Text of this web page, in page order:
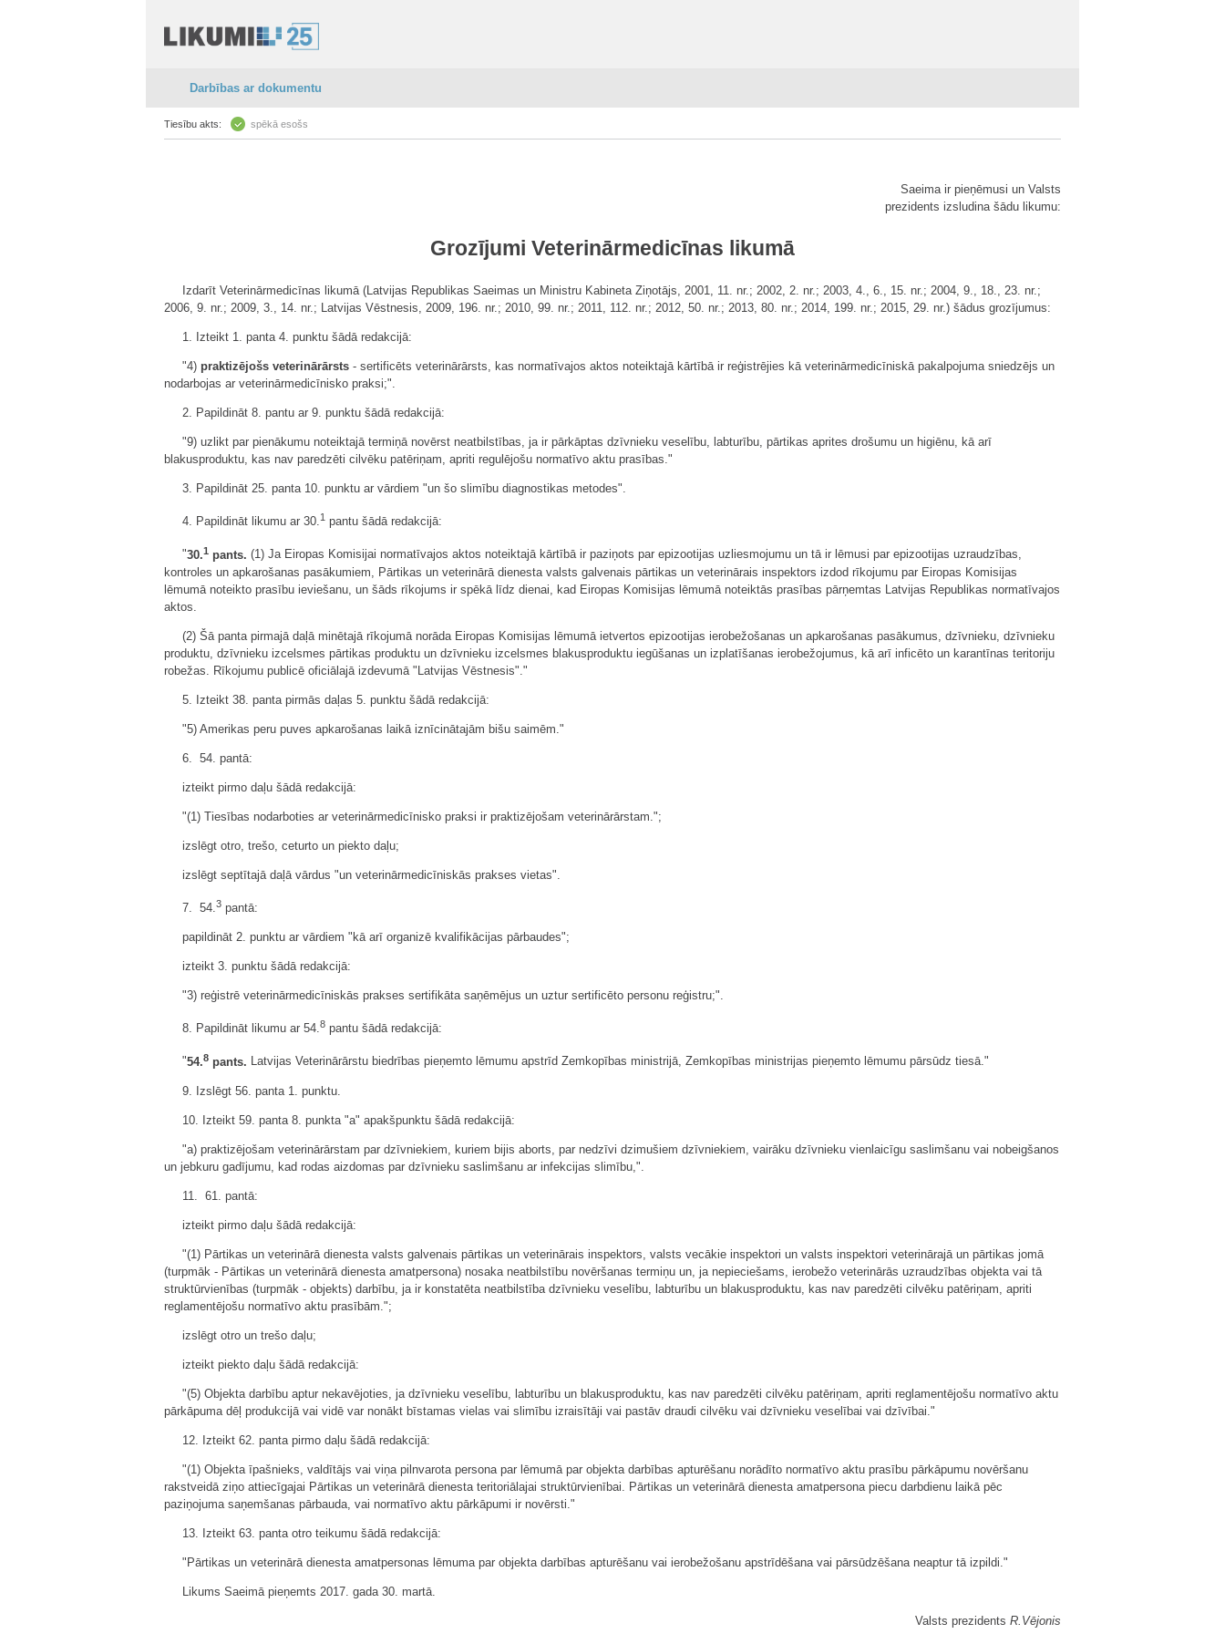
Darbības ar dokumentu
Tiesību akts: spēkā esošs
Saeima ir pieņēmusi un Valsts
prezidents izsludina šādu likumu:
Grozījumi Veterinārmedicīnas likumā
Izdarīt Veterinārmedicīnas likumā (Latvijas Republikas Saeimas un Ministru Kabineta Ziņotājs, 2001, 11. nr.; 2002, 2. nr.; 2003, 4., 6., 15. nr.; 2004, 9., 18., 23. nr.;
2006, 9. nr.; 2009, 3., 14. nr.; Latvijas Vēstnesis, 2009, 196. nr.; 2010, 99. nr.; 2011, 112. nr.; 2012, 50. nr.; 2013, 80. nr.; 2014, 199. nr.; 2015, 29. nr.) šādus grozījumus:
1. Izteikt 1. panta 4. punktu šādā redakcijā:
"4) praktizējošs veterinārārsts - sertificēts veterinārārsts, kas normatīvajos aktos noteiktajā kārtībā ir reģistrējies kā veterinārmedicīniskā pakalpojuma sniedzējs un
nodarbojas ar veterinārmedicīnisko praksi;".
2. Papildināt 8. pantu ar 9. punktu šādā redakcijā:
"9) uzlikt par pienākumu noteiktajā termiņā novērst neatbilstības, ja ir pārkāptas dzīvnieku veselību, labturību, pārtikas aprites drošumu un higiēnu, kā arī
blakusproduktu, kas nav paredzēti cilvēku patēriņam, apriti regulējošu normatīvo aktu prasības."
3. Papildināt 25. panta 10. punktu ar vārdiem "un šo slimību diagnostikas metodes".
4. Papildināt likumu ar 30.1 pantu šādā redakcijā:
"30.1 pants. (1) Ja Eiropas Komisijai normatīvajos aktos noteiktajā kārtībā ir paziņots par epizootijas uzliesmojumu un tā ir lēmusi par epizootijas uzraudzības,
kontroles un apkarošanas pasākumiem, Pārtikas un veterinārā dienesta valsts galvenais pārtikas un veterinārais inspektors izdod rīkojumu par Eiropas Komisijas
lēmumā noteikto prasību ieviešanu, un šāds rīkojums ir spēkā līdz dienai, kad Eiropas Komisijas lēmumā noteiktās prasības pārņemtas Latvijas Republikas normatīvajos
aktos.
(2) Šā panta pirmajā daļā minētajā rīkojumā norāda Eiropas Komisijas lēmumā ietvertos epizootijas ierobežošanas un apkarošanas pasākumus, dzīvnieku, dzīvnieku
produktu, dzīvnieku izcelsmes pārtikas produktu un dzīvnieku izcelsmes blakusproduktu iegūšanas un izplatīšanas ierobežojumus, kā arī inficēto un karantīnas teritoriju
robežas. Rīkojumu publicē oficiālajā izdevumā "Latvijas Vēstnesis"."
5. Izteikt 38. panta pirmās daļas 5. punktu šādā redakcijā:
"5) Amerikas peru puves apkarošanas laikā iznīcinātajām bišu saimēm."
6. 54. pantā:
izteikt pirmo daļu šādā redakcijā:
"(1) Tiesības nodarboties ar veterinārmedicīnisko praksi ir praktizējošam veterinārārstam.";
izslēgt otro, trešo, ceturto un piekto daļu;
izslēgt septītajā daļā vārdus "un veterinārmedicīniskās prakses vietas".
7. 54. 3 pantā:
papildināt 2. punktu ar vārdiem "kā arī organizē kvalifikācijas pārbaudes";
izteikt 3. punktu šādā redakcijā:
"3) reģistrē veterinārmedicīniskās prakses sertifikāta saņēmējus un uztur sertificēto personu reģistru;".
8. Papildināt likumu ar 54.8 pantu šādā redakcijā:
"54.8 pants. Latvijas Veterinārārstu biedrības pieņemto lēmumu apstrīd Zemkopības ministrijā, Zemkopības ministrijas pieņemto lēmumu pārsūdz tiesā."
9. Izslēgt 56. panta 1. punktu.
10. Izteikt 59. panta 8. punkta "a" apakšpunktu šādā redakcijā:
"a) praktizējošam veterinārārstam par dzīvniekiem, kuriem bijis aborts, par nedzīvi dzimušiem dzīvniekiem, vairāku dzīvnieku vienlaicīgu saslimšanu vai nobeigšanos
un jebkuru gadījumu, kad rodas aizdomas par dzīvnieku saslimšanu ar infekcijas slimību,".
11. 61. pantā:
izteikt pirmo daļu šādā redakcijā:
"(1) Pārtikas un veterinārā dienesta valsts galvenais pārtikas un veterinārais inspektors, valsts vecākie inspektori un valsts inspektori veterinārajā un pārtikas jomā
(turpmāk - Pārtikas un veterinārā dienesta amatpersona) nosaka neatbilstību novēršanas termiņu un, ja nepieciešams, ierobežo veterinārās uzraudzības objekta vai tā
struktūrvienības (turpmāk - objekts) darbību, ja ir konstatēta neatbilstība dzīvnieku veselību, labturību un blakusproduktu, kas nav paredzēti cilvēku patēriņam, apriti
reglamentējošu normatīvo aktu prasībām.";
izslēgt otro un trešo daļu;
izteikt piekto daļu šādā redakcijā:
"(5) Objekta darbību aptur nekavējoties, ja dzīvnieku veselību, labturību un blakusproduktu, kas nav paredzēti cilvēku patēriņam, apriti reglamentējošu normatīvo aktu
pārkāpuma dēļ produkcijā vai vidē var nonākt bīstamas vielas vai slimību izraisītāji vai pastāv draudi cilvēku vai dzīvnieku veselībai vai dzīvībai."
12. Izteikt 62. panta pirmo daļu šādā redakcijā:
"(1) Objekta īpašnieks, valdītājs vai viņa pilnvarota persona par lēmumā par objekta darbības apturēšanu norādīto normatīvo aktu prasību pārkāpumu novēršanu
rakstveidā ziņo attiecīgajai Pārtikas un veterinārā dienesta teritoriālajai struktūrvienībai. Pārtikas un veterinārā dienesta amatpersona piecu darbdienu laikā pēc
paziņojuma saņemšanas pārbauda, vai normatīvo aktu pārkāpumi ir novērsti."
13. Izteikt 63. panta otro teikumu šādā redakcijā:
"Pārtikas un veterinārā dienesta amatpersonas lēmuma par objekta darbības apturēšanu vai ierobežošanu apstrīdēšana vai pārsūdzēšana neaptur tā izpildi."
Likums Saeimā pieņemts 2017. gada 30. martā.
Valsts prezidents R.Vējonis